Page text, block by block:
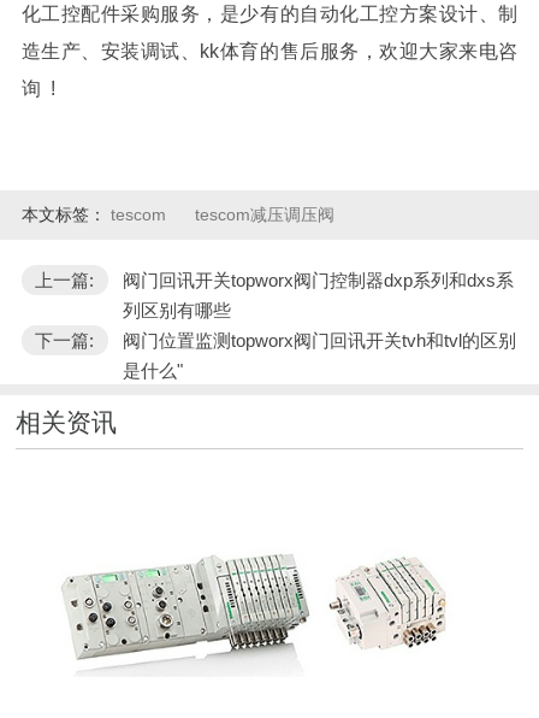
化工控配件采购服务，是少有的自动化工控方案设计、制
造生产、安装调试、kk体育的售后服务，欢迎大家来电咨
询 !
本文标签： tescom tescom减压调压阀
上一篇:
阀门回讯开关topworx阀门控制器dxp系列和dxs系
列区别有哪些
下一篇:
阀门位置监测topworx阀门回讯开关tvh和tvl的区别
是什么"
相关资讯